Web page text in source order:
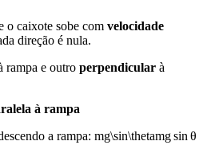
o caixote sobe com velocidade
direção é nula.
rampa e outro perpendicular à
à rampa
a rampa: mg\sin\thetamgsin θ